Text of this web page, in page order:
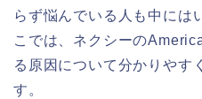
らず悩んでいる人も中には
こでは、ネクシーの
る原因について分かりやす
す。